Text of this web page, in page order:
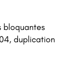
bloquantes
duplication